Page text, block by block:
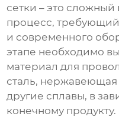
сетки – это сложный
процесс,
и современного
этапе необходимо
материал для
сталь, нержавеющая
другие сплавы, в
конечному продукту.